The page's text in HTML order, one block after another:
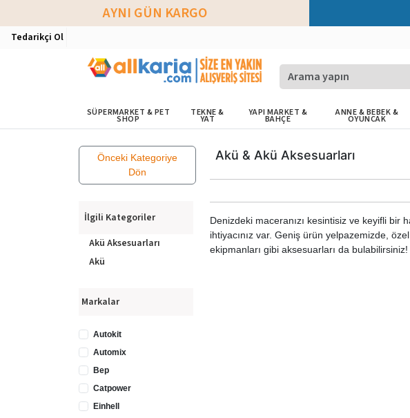
AYNI GÜN KARGO
Tedarikçi Ol
SÜPERMARKET & PET
SHOP
TEKNE &
YAT
YAPI MARKET &
BAHÇE
ANNE & BEBEK &
OYUNCAK
Önceki Kategoriye
Dön
İlgili Kategoriler
Akü Aksesuarları
Akü
Markalar
Autokit
Automix
Bep
Catpower
Einhell
Akü & Akü Aksesuarları
Denizdeki maceranızı kesintisiz ve keyifli bir
ihtiyacınız var. Geniş ürün yelpazemizde,
ekipmanları gibi aksesuarları da bulabilirsiniz!